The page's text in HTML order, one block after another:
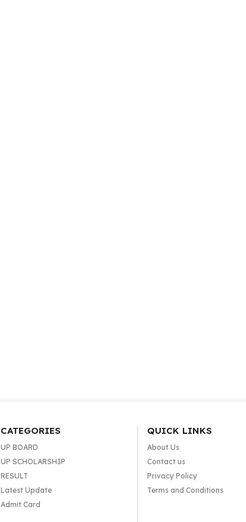
CATEGORIES
UP BOARD
UP SCHOLARSHIP
RESULT
Latest Update
Admit Card
QUICK LINKS
About Us
Contact us
Privacy Policy
Terms and Conditions